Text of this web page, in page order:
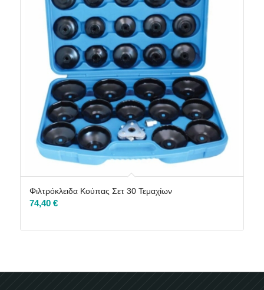
Φιλτρόκλειδα Κούπας Σετ 30 Τεμαχίων
74,40 €